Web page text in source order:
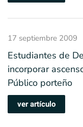
17 septiembre 2009
Estudiantes de
incorporar
Público porteño
ver artículo